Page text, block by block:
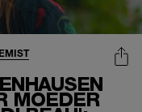
MOEDER